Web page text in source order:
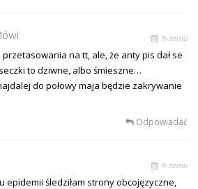
% temu
na tt, ale, że anty pis dał se
to dziwne, albo śmieszne…
do połowy maja będzie zakrywanie
Odpowiadać
% temu
epidemii śledziłam strony obcojęzyczne,